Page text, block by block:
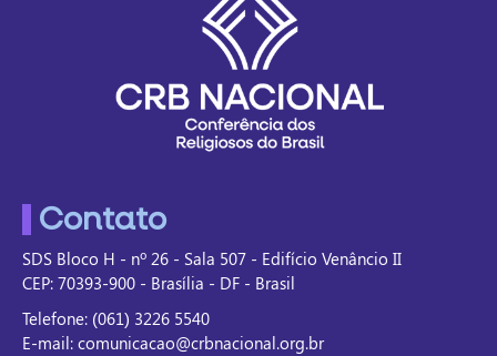
Contato
SDS Bloco H - nº 26 - Sala 507 - Edifício Venâncio II
CEP: 70393-900 - Brasília - DF - Brasil
Telefone: (061) 3226 5540
E-mail: comunicacao@crbnacional.org.br